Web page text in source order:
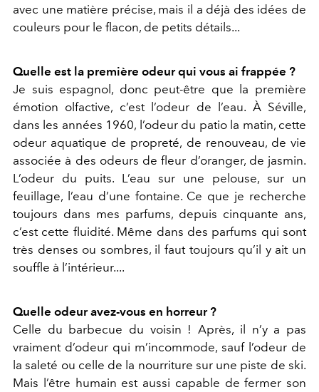
avec une matière précise, mais il a déjà des idées de
couleurs pour le flacon, de petits détails...
Quelle est la première odeur qui vous ai frappée ?
Je suis espagnol, donc peut-être que la première
émotion olfactive, c’est l’odeur de l’eau. À Séville,
dans les années 1960, l’odeur du patio la matin, cette
odeur aquatique de propreté, de renouveau, de vie
associée à des odeurs de fleur d’oranger, de jasmin.
L’odeur du puits. L’eau sur une pelouse, sur un
feuillage, l’eau d’une fontaine. Ce que je recherche
toujours dans mes parfums, depuis cinquante ans,
c’est cette fluidité. Même dans des parfums qui sont
très denses ou sombres, il faut toujours qu’il y ait un
souffle à l’intérieur....
Quelle odeur avez-vous en horreur ?
Celle du barbecue du voisin ! Après, il n’y a pas
vraiment d’odeur qui m’incommode, sauf l’odeur de
la saleté ou celle de la nourriture sur une piste de ski.
Mais l’être humain est aussi capable de fermer son